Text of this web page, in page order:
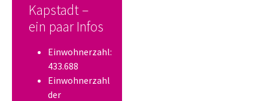
Kapstadt –
ein paar Infos
Einwohnerzahl:
433.688
Einwohnerzahl
der